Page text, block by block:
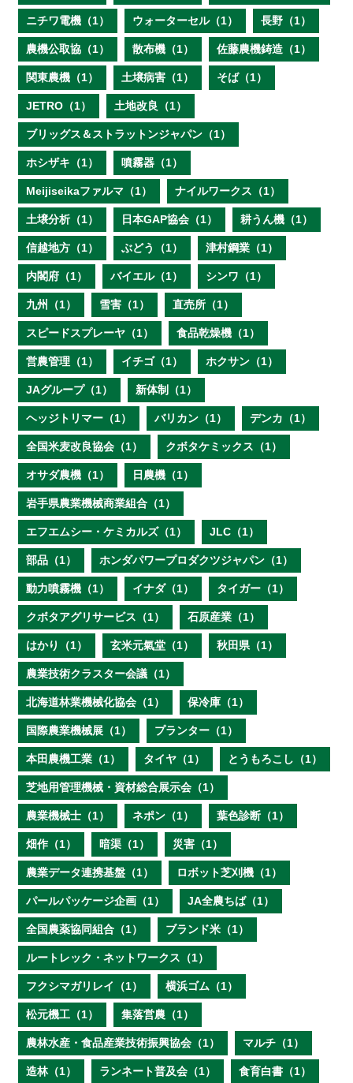
ニチワ電機（1） ウォーターセル（1） 長野（1）
農機公取協（1） 散布機（1） 佐藤農機鋳造（1）
関東農機（1） 土壌病害（1） そば（1）
JETRO（1） 土地改良（1）
ブリッグス＆ストラットンジャパン（1）
ホシザキ（1） 噴霧器（1）
Meijiseikaファルマ（1） ナイルワークス（1）
土壌分析（1） 日本GAP協会（1） 耕うん機（1）
信越地方（1） ぶどう（1） 津村鋼業（1）
内閣府（1） バイエル（1） シンワ（1）
九州（1） 雪害（1） 直売所（1）
スピードスプレーヤ（1） 食品乾燥機（1）
営農管理（1） イチゴ（1） ホクサン（1）
JAグループ（1） 新体制（1）
ヘッジトリマー（1） バリカン（1） デンカ（1）
全国米麦改良協会（1） クボタケミックス（1）
オサダ農機（1） 日農機（1）
岩手県農業機械商業組合（1）
エフエムシー・ケミカルズ（1） JLC（1）
部品（1） ホンダパワープロダクツジャパン（1）
動力噴霧機（1） イナダ（1） タイガー（1）
クボタアグリサービス（1） 石原産業（1）
はかり（1） 玄米元氣堂（1） 秋田県（1）
農業技術クラスター会議（1）
北海道林業機械化協会（1） 保冷庫（1）
国際農業機械展（1） プランター（1）
本田農機工業（1） タイヤ（1） とうもろこし（1）
芝地用管理機械・資材総合展示会（1）
農業機械士（1） ネポン（1） 葉色診断（1）
畑作（1） 暗渠（1） 災害（1）
農業データ連携基盤（1） ロボット芝刈機（1）
パールパッケージ企画（1） JA全農ちば（1）
全国農薬協同組合（1） ブランド米（1）
ルートレック・ネットワークス（1）
フクシマガリレイ（1） 横浜ゴム（1）
松元機工（1） 集落営農（1）
農林水産・食品産業技術振興協会（1） マルチ（1）
造林（1） ランネート普及会（1） 食育白書（1）